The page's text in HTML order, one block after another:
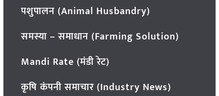
पशुपालन (Animal Husbandry)
समस्या – समाधान (Farming Solution)
Mandi Rate (मंडी रेट)
कृषि कंपनी समाचार (Industry News)